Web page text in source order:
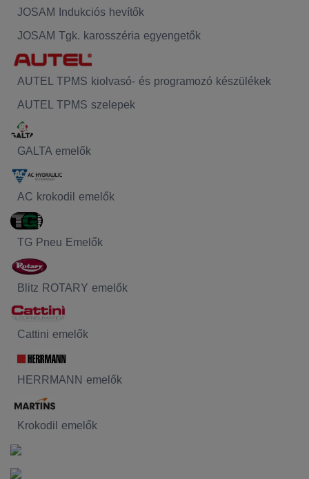
JOSAM Indukciós hevítők
JOSAM Tgk. karosszéria egyengetők
AUTEL TPMS kiolvasó- és programozó készülékek
AUTEL TPMS szelepek
GALTA emelők
AC krokodil emelők
TG Pneu Emelők
Blitz ROTARY emelők
Cattini emelők
HERRMANN emelők
Krokodil emelők